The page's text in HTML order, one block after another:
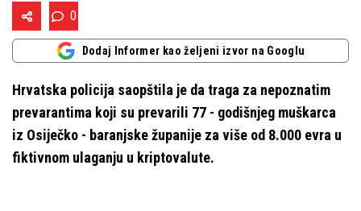
0
Dodaj Informer kao željeni izvor na Googlu
Hrvatska policija saopštila je da traga za nepoznatim
prevarantima koji su prevarili 77 - godišnjeg muškarca
iz Osiječko - baranjske županije za više od 8.000 evra u
fiktivnom ulaganju u kriptovalute.